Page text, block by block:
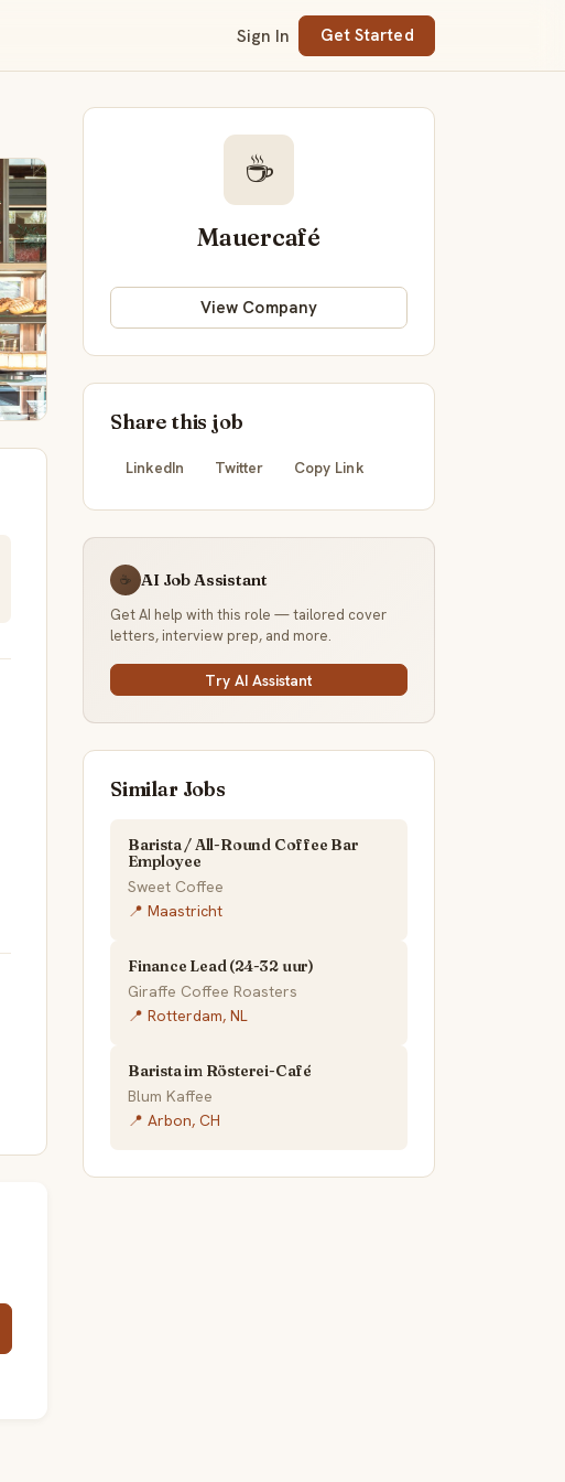
Sign In Get Started
☕
Mauercafé
View Company
Share this job
LinkedIn Twitter Copy Link
☕ AI Job Assistant
Get AI help with this role — tailored cover
letters, interview prep, and more.
Try AI Assistant
Similar Jobs
Barista / All-Round Coffee Bar
Employee
Sweet Coffee
📍 Maastricht
Finance Lead (24-32 uur)
Giraffe Coffee Roasters
📍 Rotterdam, NL
Barista im Rösterei-Café
Blum Kaffee
📍 Arbon, CH